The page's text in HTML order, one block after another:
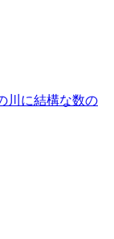
川に結構な数の